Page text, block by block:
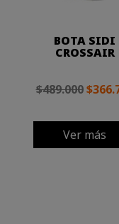
BOTA SIDI
CROSSAIR
$489.000
Ver más